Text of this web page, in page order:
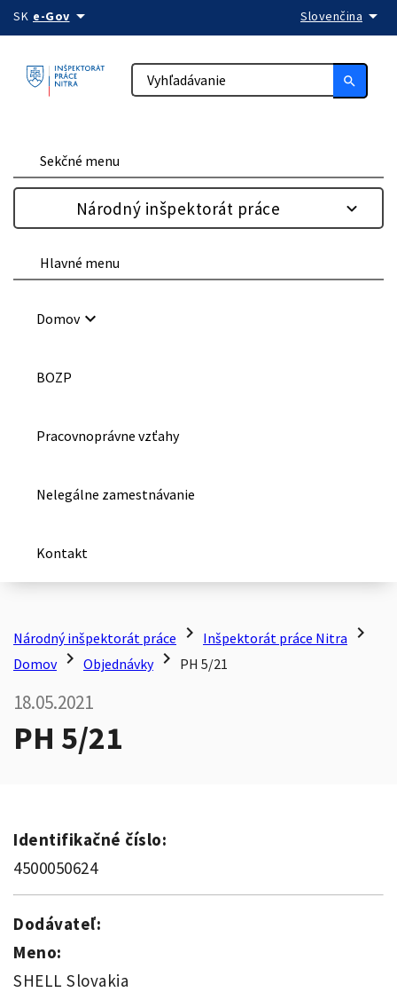
Preskočiť na obsah
SK e-Govarrow_drop_down Slovenčina arrow_drop_down
search
Sekčné menu
Národný inšpektorát práce
Hlavné menu
Domovkeyboard_arrow_down
BOZP
Pracovnoprávne vzťahy
Nelegálne zamestnávanie
Kontakt
Národný inšpektorát práce chevron_right Inšpektorát práce Nitra chevron_right
Domov chevron_right Objednávky chevron_right PH 5/21
18.05.2021
PH 5/21
Identifikačné číslo:
4500050624
Dodávateľ:
Meno:
SHELL Slovakia